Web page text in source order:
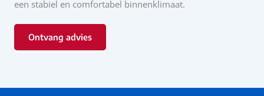
een stabiel en comfortabel binnenklimaat.
Ontvang advies